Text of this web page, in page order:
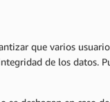
que varios
de los datos.